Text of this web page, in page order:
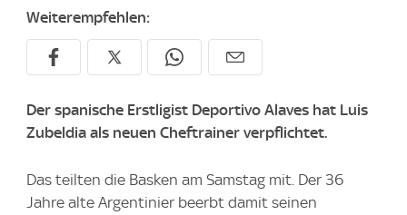
Weiterempfehlen:
Der spanische Erstligist Deportivo Alaves hat Luis
Zubeldia als neuen Cheftrainer verpflichtet.
Das teilten die Basken am Samstag mit. Der 36
Jahre alte Argentinier beerbt damit seinen